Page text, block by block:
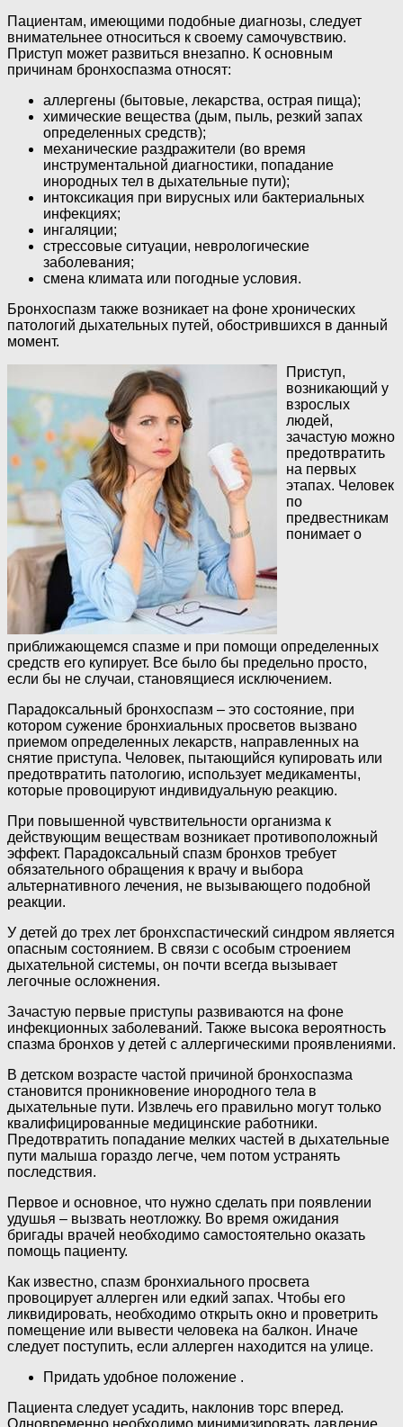
Пациентам, имеющими подобные диагнозы, следует
внимательнее относиться к своему самочувствию.
Приступ может развиться внезапно. К основным
причинам бронхоспазма относят:
аллергены (бытовые, лекарства, острая пища);
химические вещества (дым, пыль, резкий запах
определенных средств);
механические раздражители (во время
инструментальной диагностики, попадание
инородных тел в дыхательные пути);
интоксикация при вирусных или бактериальных
инфекциях;
ингаляции;
стрессовые ситуации, неврологические
заболевания;
смена климата или погодные условия.
Бронхоспазм также возникает на фоне хронических
патологий дыхательных путей, обострившихся в данный
момент.
Приступ,
возникающий у
взрослых
людей,
зачастую можно
предотвратить
на первых
этапах. Человек
по
предвестникам
понимает о
приближающемся спазме и при помощи определенных
средств его купирует. Все было бы предельно просто,
если бы не случаи, становящиеся исключением.
Парадоксальный бронхоспазм – это состояние, при
котором сужение бронхиальных просветов вызвано
приемом определенных лекарств, направленных на
снятие приступа. Человек, пытающийся купировать или
предотвратить патологию, использует медикаменты,
которые провоцируют индивидуальную реакцию.
При повышенной чувствительности организма к
действующим веществам возникает противоположный
эффект. Парадоксальный спазм бронхов требует
обязательного обращения к врачу и выбора
альтернативного лечения, не вызывающего подобной
реакции.
У детей до трех лет бронхспастический синдром является
опасным состоянием. В связи с особым строением
дыхательной системы, он почти всегда вызывает
легочные осложнения.
Зачастую первые приступы развиваются на фоне
инфекционных заболеваний. Также высока вероятность
спазма бронхов у детей с аллергическими проявлениями.
В детском возрасте частой причиной бронхоспазма
становится проникновение инородного тела в
дыхательные пути. Извлечь его правильно могут только
квалифицированные медицинские работники.
Предотвратить попадание мелких частей в дыхательные
пути малыша гораздо легче, чем потом устранять
последствия.
Первое и основное, что нужно сделать при появлении
удушья – вызвать неотложку. Во время ожидания
бригады врачей необходимо самостоятельно оказать
помощь пациенту.
Как известно, спазм бронхиального просвета
провоцирует аллерген или едкий запах. Чтобы его
ликвидировать, необходимо открыть окно и проветрить
помещение или вывести человека на балкон. Иначе
следует поступить, если аллерген находится на улице.
Придать удобное положение .
Пациента следует усадить, наклонив торс вперед.